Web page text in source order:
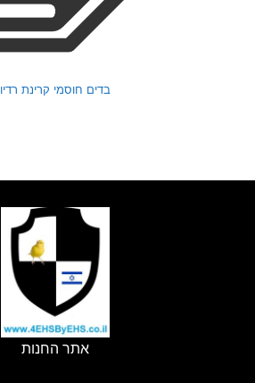
בדים חוסמי קרינת רדיו
אתר החנות